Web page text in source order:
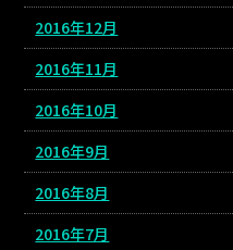
2016年12月
2016年11月
2016年10月
2016年9月
2016年8月
2016年7月